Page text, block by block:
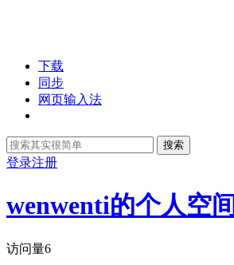
下载
同步
网页输入法
搜索
登录注册
wenwenti的个人空间
访问量6